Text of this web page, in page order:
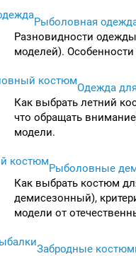
Рыболовная
Разновидности
моделей).
Одежда
Как выбрать летний
что обращать
модели.
Рыболовные
Как выбрать костюм
демисезонный),
модели от
Забродные